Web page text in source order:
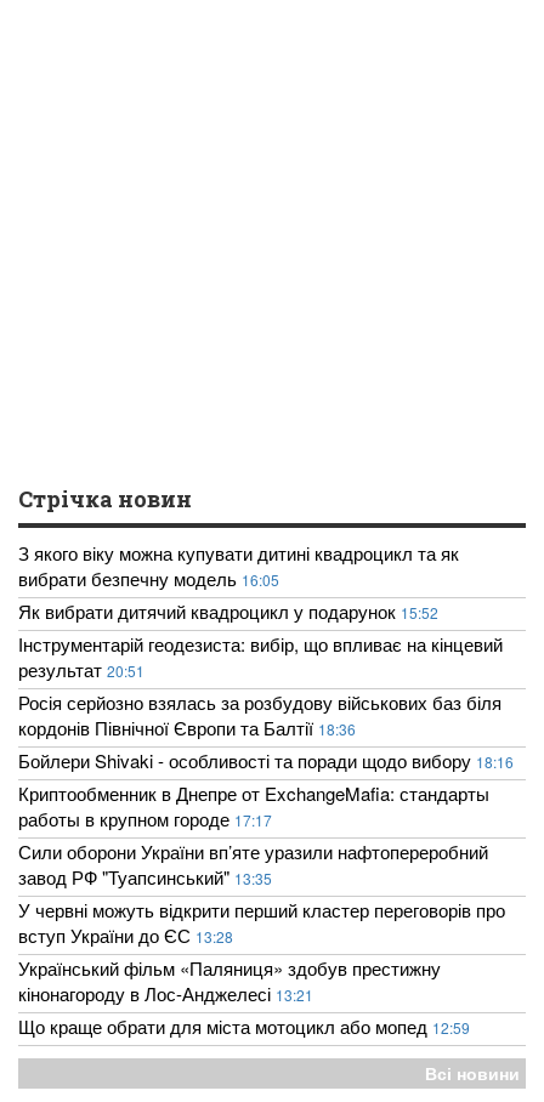
Стрічка новин
З якого віку можна купувати дитині квадроцикл та як
вибрати безпечну модель 16:05
Як вибрати дитячий квадроцикл у подарунок 15:52
Інструментарій геодезиста: вибір, що впливає на кінцевий
результат 20:51
Росія серйозно взялась за розбудову військових баз біля
кордонів Північної Європи та Балтії 18:36
Бойлери Shivaki - особливості та поради щодо вибору 18:16
Криптообменник в Днепре от ExchangeMafia: стандарты
работы в крупном городе 17:17
Сили оборони України вп’яте уразили нафтопереробний
завод РФ "Туапсинський" 13:35
У червні можуть відкрити перший кластер переговорів про
вступ України до ЄС 13:28
Український фільм «Паляниця» здобув престижну
кінонагороду в Лос-Анджелесі 13:21
Що краще обрати для міста мотоцикл або мопед 12:59
Всі новини